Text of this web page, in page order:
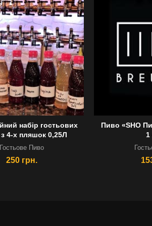
до 30 км
БЕСПЛАТНАЯ ДОСТАВКА МИН.
ДОСТАВКА* 450
Указанное Вами время.
набiр гостьових
4-х пляшок 0,25Л
Гостьове Пиво
250 грн.
Пиво «SHO
1